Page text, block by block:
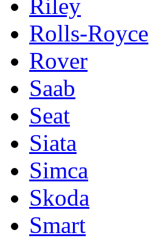
Riley
Rolls-Royce
Rover
Saab
Seat
Siata
Simca
Skoda
Smart